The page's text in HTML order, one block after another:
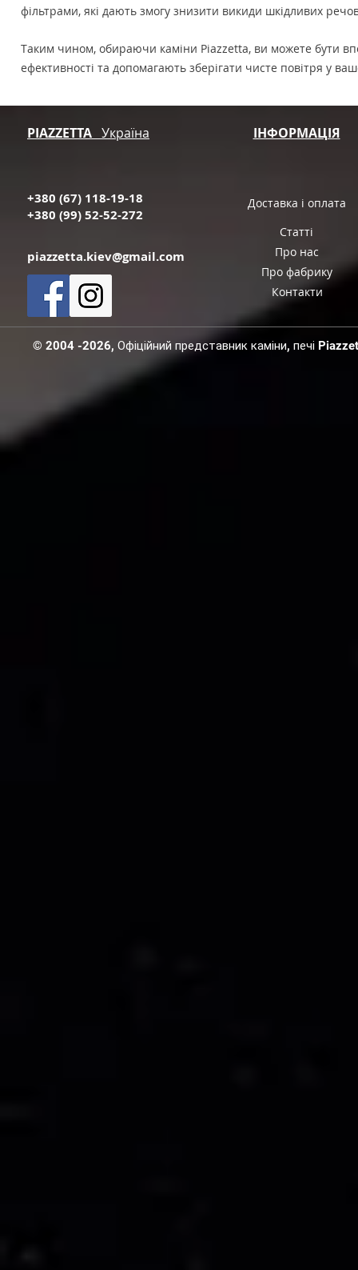
фільтрами, які дають змогу знизити викиди шкідливих
Таким чином, обираючи каміни Piazzetta, ви можете бути
ефективності та допомагають зберігати чисте повітря у
PIAZZETTA Україна ІНФОРМАЦІЯ
+380 (67) 118-19-18
+380 (99) 52-52-272
Доставка і оплата
Статті
piazzetta.kiev@gmail.com
Про нас
Про фабрику
Контакти
© 2004 -2026, Офіційний представник каміни, печі